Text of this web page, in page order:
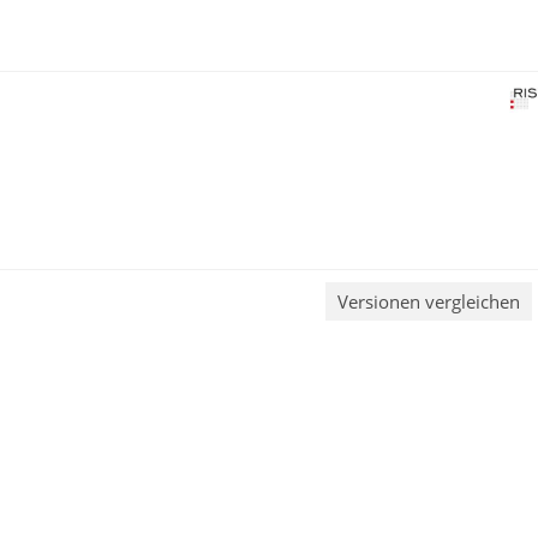
Versionen vergleichen